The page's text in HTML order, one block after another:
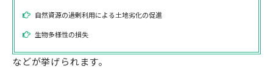
自然資源の過剰利用による土地劣化の促進
生物多様性の損失
などが挙げられます。